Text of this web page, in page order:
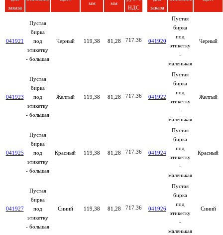
заказа
мм
мм
НДС
заказа
041921
Пустая
бирка
под
этикетку
- большая
Черный 119,38 81,28 717.36 041920
Пустая
бирка
под
этикетку
-
маленькая
Черный
041923
Пустая
бирка
под
этикетку
- большая
Желтый 119,38 81,28 717.36 041922
Пустая
бирка
под
этикетку
-
маленькая
Желтый
041925
Пустая
бирка
под
этикетку
- большая
Красный 119,38 81,28 717.36 041924
Пустая
бирка
под
этикетку
-
маленькая
Красный
041927
Пустая
бирка
под
этикетку
- большая
Синий 119,38 81,28 717.36 041926
Пустая
бирка
под
этикетку
-
маленькая
Синий